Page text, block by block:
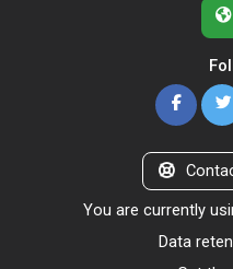
You are currently
Data